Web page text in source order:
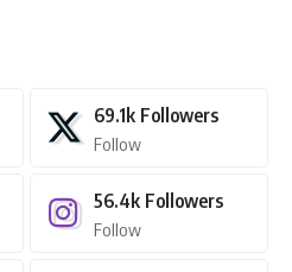
69.1k Followers
Follow
56.4k Followers
Follow